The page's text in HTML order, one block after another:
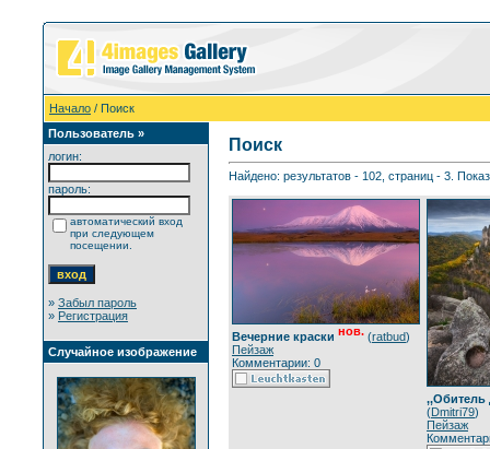
Начало / Поиск
Пользователь »
логин:
пароль:
автоматический вход
при следующем
посещении.
» Забыл пароль
» Регистрация
Случайное изображение
Поиск
Найдено: результатов - 102, страниц - 3.
Вечерние краски нов. (ratbud)
Пейзаж
Комментарии: 0
,,Обитель
(Dmitri79)
Пейзаж